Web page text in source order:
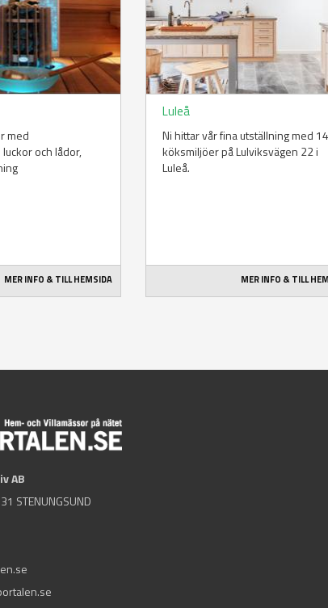
med
och lådor,
MER INFO & TILL HEMSIDA
Luleå
Ni hittar vår fina utställning med 14
köksmiljöer på Lulviksvägen 22 i
Luleå.
MER INFO & TILL
AB
STENUNGSUND